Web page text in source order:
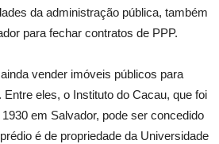
da administração pública, também
para fechar contratos de PPP.
vender imóveis públicos para
eles, o Instituto do Cacau, que foi
em Salvador, pode ser concedido
é de propriedade da Universidade